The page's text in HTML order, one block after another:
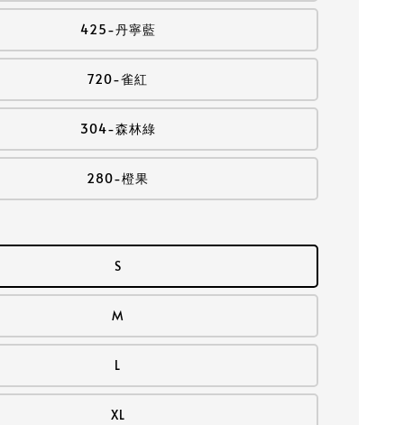
425-丹寧藍
720-雀紅
304-森林綠
280-橙果
S
M
L
XL